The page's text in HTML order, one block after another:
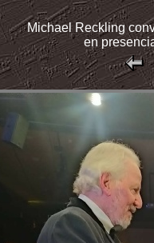
Michael Reckling
en